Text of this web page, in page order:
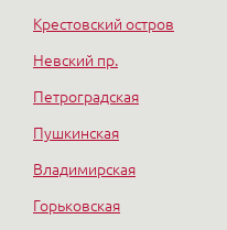
Крестовский остров
Невский пр.
Петроградская
Пушкинская
Владимирская
Горьковская